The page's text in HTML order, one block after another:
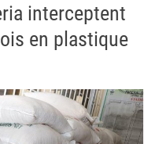
interceptent
en plastique